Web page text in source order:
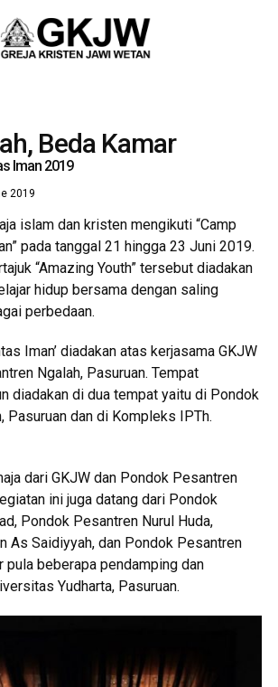
Beda Kamar
Iman 2019
2019
islam dan kristen mengikuti “Camp
pada tanggal 21 hingga 23 Juni 2019.
“Amazing Youth” tersebut diadakan
hidup bersama dengan saling
perbedaan.
Iman’ diadakan atas kerjasama GKJW
Ngalah, Pasuruan. Tempat
diadakan di dua tempat yaitu di Pondok
Pasuruan dan di Kompleks IPTh.
dari GKJW dan Pondok Pesantren
ini juga datang dari Pondok
Pondok Pesantren Nurul Huda,
As Saidiyyah, dan Pondok Pesantren
pula beberapa pendamping dan
Yudharta, Pasuruan.